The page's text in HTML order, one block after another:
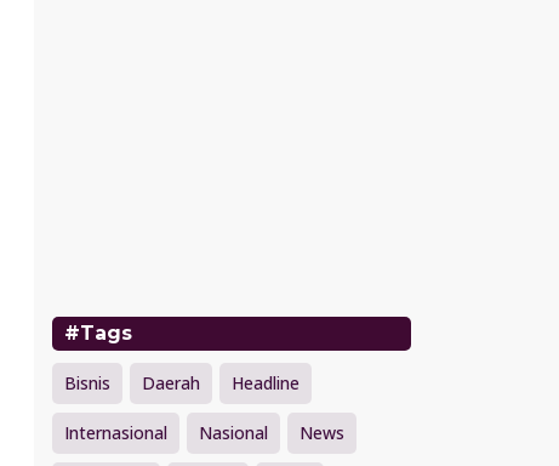
#Tags
Bisnis Daerah Headline
Internasional Nasional News